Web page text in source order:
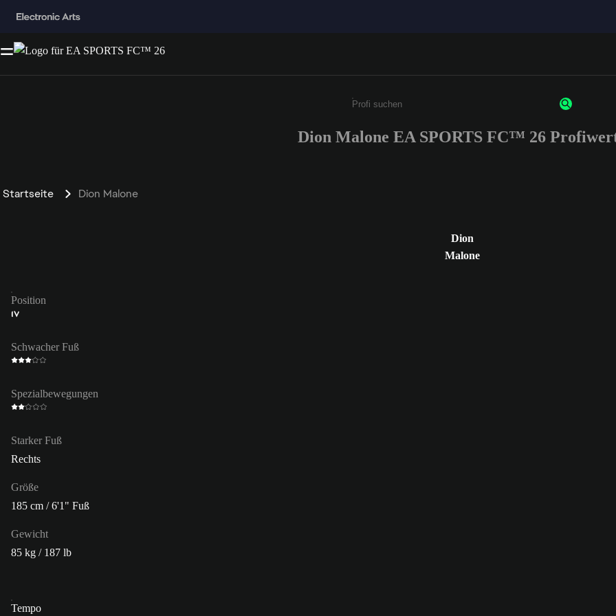
Gib mindestens 3 Zeichen oder Ziffern ein
Dion Malone EA SPORTS FC™ 26
Startseite Dion Malone
Dion
Malone
Position
IV
Schwacher Fuß
Spezialbewegungen
Starker Fuß
Rechts
Größe
185 cm / 6'1" Fuß
Gewicht
85 kg / 187 lb
Tempo